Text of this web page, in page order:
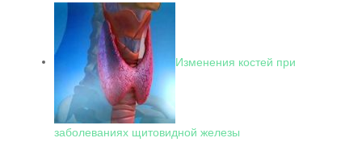
Изменения костей при
заболеваниях щитовидной железы